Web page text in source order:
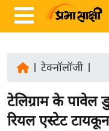
ज़ा
ख
टेक्नॉलॉजी
टेलिग्राम के पावेल
रियल एस्टेट